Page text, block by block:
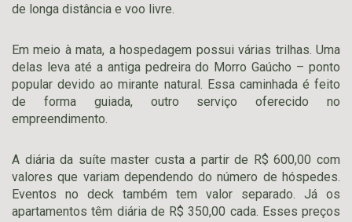
de longa distância e voo livre.
Em meio à mata, a hospedagem possui várias trilhas. Uma
delas leva até a antiga pedreira do Morro Gaúcho – ponto
popular devido ao mirante natural. Essa caminhada é feito
de forma guiada, outro serviço oferecido no
empreendimento.
A diária da suíte master custa a partir de R$ 600,00 com
valores que variam dependendo do número de hóspedes.
Eventos no deck também tem valor separado. Já os
apartamentos têm diária de R$ 350,00 cada. Esses preços